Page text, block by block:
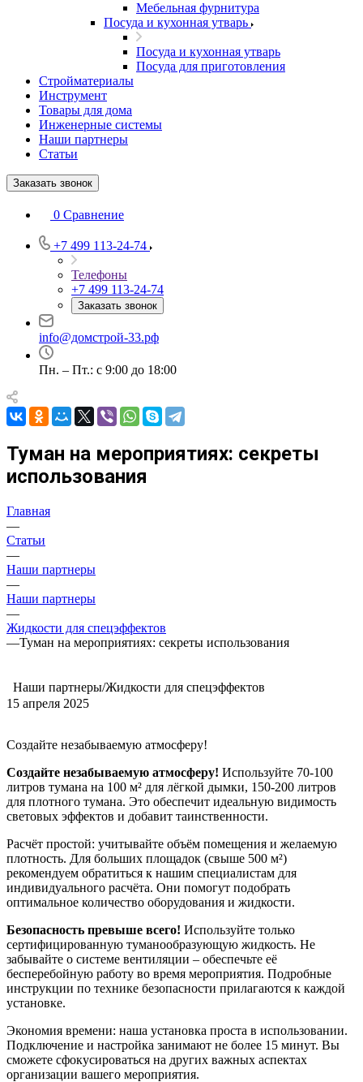
Мебельная фурнитура
Посуда и кухонная утварь
Посуда и кухонная утварь
Посуда для приготовления
Стройматериалы
Инструмент
Товары для дома
Инженерные системы
Наши партнеры
Статьи
Заказать звонок
0 Сравнение
+7 499 113-24-74
Телефоны
+7 499 113-24-74
Заказать звонок
info@домстрой-33.рф
Пн. – Пт.: с 9:00 до 18:00
Туман на мероприятиях: секреты
использования
Главная
—
Статьи
—
Наши партнеры
—
Наши партнеры
—
Жидкости для спецэффектов
—Туман на мероприятиях: секреты использования
Наши партнеры/Жидкости для спецэффектов
15 апреля 2025
Создайте незабываемую атмосферу!
Создайте незабываемую атмосферу! Используйте 70-100
литров тумана на 100 м² для лёгкой дымки, 150-200 литров
для плотного тумана. Это обеспечит идеальную видимость
световых эффектов и добавит таинственности.
Расчёт простой: учитывайте объём помещения и желаемую
плотность. Для больших площадок (свыше 500 м²)
рекомендуем обратиться к нашим специалистам для
индивидуального расчёта. Они помогут подобрать
оптимальное количество оборудования и жидкости.
Безопасность превыше всего! Используйте только
сертифицированную туманообразующую жидкость. Не
забывайте о системе вентиляции – обеспечьте её
бесперебойную работу во время мероприятия. Подробные
инструкции по технике безопасности прилагаются к каждой
установке.
Экономия времени: наша установка проста в использовании.
Подключение и настройка занимают не более 15 минут. Вы
сможете сфокусироваться на других важных аспектах
организации вашего мероприятия.